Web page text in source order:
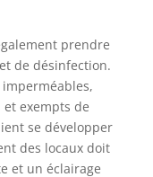
prendre
de désinfection.
exempts de
se développer
des locaux doit
et un éclairage